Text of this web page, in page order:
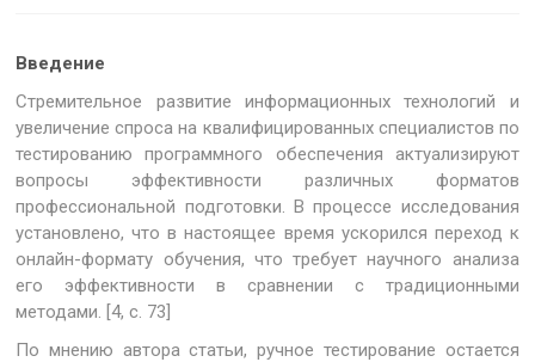
Введение
Стремительное развитие информационных технологий и
увеличение спроса на квалифицированных специалистов по
тестированию программного обеспечения актуализируют
вопросы эффективности различных форматов
профессиональной подготовки. В процессе исследования
установлено, что в настоящее время ускорился переход к
онлайн-формату обучения, что требует научного анализа
его эффективности в сравнении с традиционными
методами. [4, с. 73]
По мнению автора статьи, ручное тестирование остается